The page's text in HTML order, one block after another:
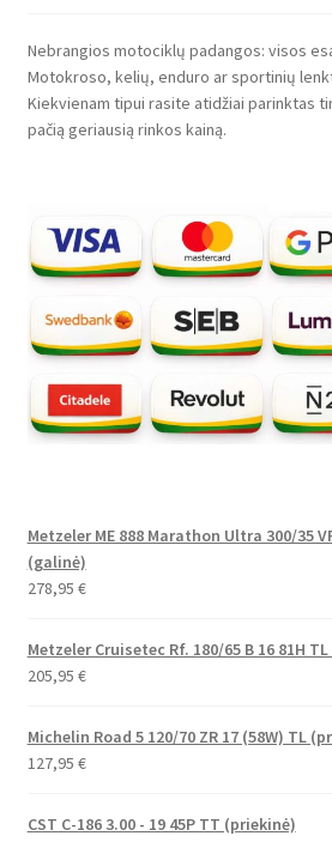
Nebrangios motociklų padangos: visos
Motokroso, kelių, enduro ar sportinių
Kiekvienam tipui rasite atidžiai parinktas
pačią geriausią rinkos kainą.
Metzeler ME 888 Marathon Ultra 300/35
(galinė)
278,95 €
Metzeler Cruisetec Rf. 180/65 B 16 81H
205,95 €
Michelin Road 5 120/70 ZR 17 (58W) TL
127,95 €
CST C-186 3.00 - 19 45P TT (priekinė)